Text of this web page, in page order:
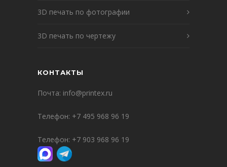
3D печать по фотографии
3D печать по чертежу
КОНТАКТЫ
Почта: info@printex.ru
Телефон: +7 495 968 96 19
Телефон: +7 903 968 96 19